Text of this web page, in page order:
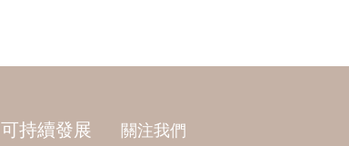
可持續發展 關注我們